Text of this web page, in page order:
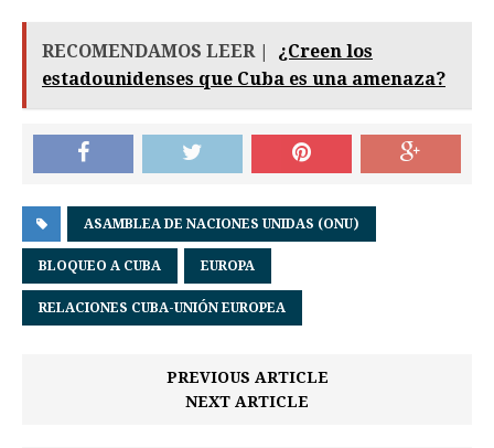
RECOMENDAMOS LEER |
¿Creen los
estadounidenses que Cuba es una amenaza?
ASAMBLEA DE NACIONES UNIDAS (ONU)
BLOQUEO A CUBA EUROPA
RELACIONES CUBA-UNIÓN EUROPEA
PREVIOUS ARTICLE
NEXT ARTICLE